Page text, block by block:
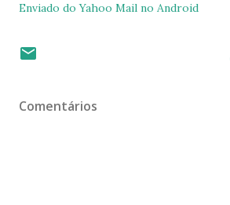
Enviado do Yahoo Mail no Android
Comentários